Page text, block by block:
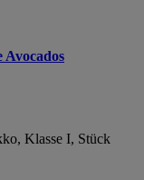
Klasse I, Stück